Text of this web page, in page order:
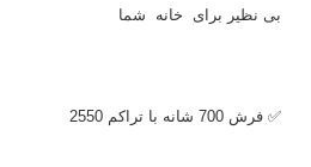
بی نظیر برای خانه شما
✅ فرش 700 شانه با تراکم 2550